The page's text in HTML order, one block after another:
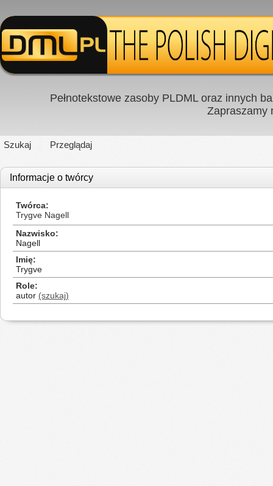
Pełnotekstowe zasoby PLDML oraz innych
Zapraszamy
Szukaj Przeglądaj
Informacje o twórcy
Twórca
Trygve Nagell
Nazwisko
Nagell
Imię
Trygve
Role
autor (szukaj)